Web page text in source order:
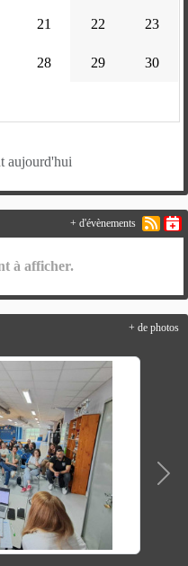
21 22 23
28 29 30
aujourd'hui
à afficher.
+ d'évènements
+ de photos